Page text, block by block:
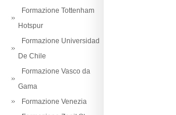
Formazione Tottenham
Hotspur
Formazione Universidad
De Chile
Formazione Vasco da
Gama
Formazione Venezia